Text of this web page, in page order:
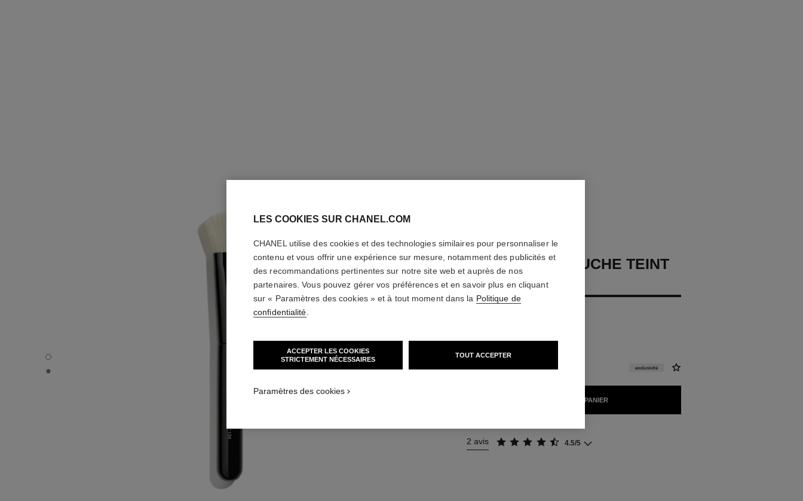
PINCEAU RETOUCHE TEINT N°104 - Vue par défaut
PINCEAU RETOUCHE TEINT N°104 - Vue alternative 1
PINCEAU RETOUCHE TEINT
N°104
41 € exclusivité
AJOUTER AU PANIER
2 avis 4.5/5
LES COOKIES SUR CHANEL.COM
CHANEL utilise des cookies et des technologies similaires pour personnaliser le
contenu et vous offrir une expérience sur mesure, notamment des publicités et
des recommandations pertinentes sur notre site web et auprès de nos
partenaires. Vous pouvez gérer vos préférences et en savoir plus en cliquant
sur « Paramètres des cookies » et à tout moment dans la Politique de
confidentialité
ACCEPTER LES COOKIES
STRICTEMENT NÉCESSAIRES
TOUT ACCEPTER
Paramètres des cookies